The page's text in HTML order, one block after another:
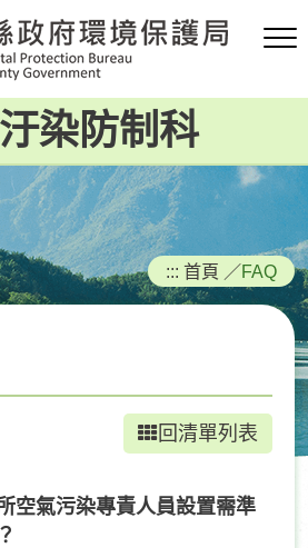
染防制科
::: 首頁 ／FAQ
回清單列表
空氣污染專責人員設置需準